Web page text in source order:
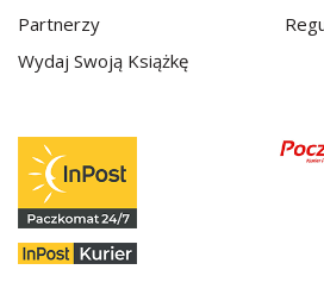
Partnerzy
Wydaj Swoją Książkę